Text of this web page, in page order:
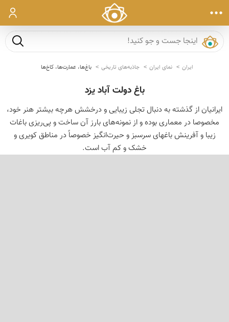
ورود
جست و
ایران نمای ایران جاذبه‌های تاریخی باغ‌ها، عمارت‌ها، کاخ‌ها
باغ دولت آباد یزد
ایرانیان از گذشته به دنبال تجلی زیبایی و درخشش هرچه بیشتر هنر خود،
مخصوصا در معماری بوده و از نمونه‌های بارز آن ساخت و پی‌ریزی باغات
زیبا و آفرینش باغهای سرسبز و حیرت‌انگیز خصوصاً در مناطق کویری و
خشک و کم آب است.